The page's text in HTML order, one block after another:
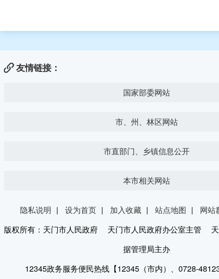
友情链接：
国家部委网站
市、州、林区网站
市直部门、乡镇信息公开
本市相关网站
隐私说明 | 设为首页 | 加入收藏 | 站点地图 |
网站
版权所有：天门市人民政府 天门市人民政府办公室主管 天
据管理局主办
12345政务服务便民热线【12345（市内）、0728-